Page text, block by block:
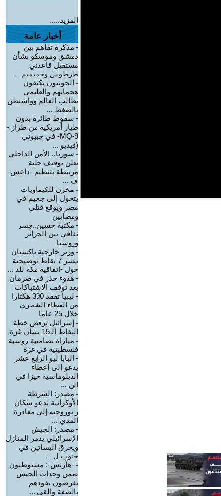
المزيد.....
أخبار عامة
- مذكرة تفاهم بين
دمشق وموسكو بشأن
مستقبل قاعدتي
طرطوس وحميميم ...
- الحوثيون يكثفون
هجماتهم والعليمي
يطالب العالم وواشنطن
بالضغط ...
- سقوط طائرة بدون
طيار أمريكية من طراز -
MQ-9- في جيبوتي
(فيديو ...
- سوريا.. الأمن الداخلي
يعلن توقيف خلية
مرتبطة بتنظيم -داعش-
ف ...
- مخزن للكيماويات
يتحول إلى جحيم في
مصر ويوقع قتلى
ومصابين
- مكتبة حسين..جسر
ثفافي بين الجزائر
وروسيا
- وزير خارجية باكستان
ينشر 7 نقاط توضيحية
حول -اتفاقية مكة للد ...
- هدوء حذر في صرمان
بعد توقف الاشتباكات
-
ليبيا تفقد 390 هكتارا
من الغطاء الشجري
خلال 25 عاما
- إسرائيل ترفض خطة
النقاط الـ15 بشأن غزة
- مباراة تضامنية روسية
فلسطينية في غزة
- البابا ليو الرابع عشر
يدعو إلى إعطاء
الدبلوماسية حيزا في
الن ...
- مصدر: الشرطة
الأوكرانية تدعو سكان
زابوروجيه إلى مغادرة
المدي ...
- مصدر: الجيش
الإسرائيلي يدمر المنازل
ويحرق البساتين في
جنوب ل ...
- -هآرتس-: مستوطنون
ضمن وحدات الجيش
يفرضون نفوذهم
بالضفة والقي ...